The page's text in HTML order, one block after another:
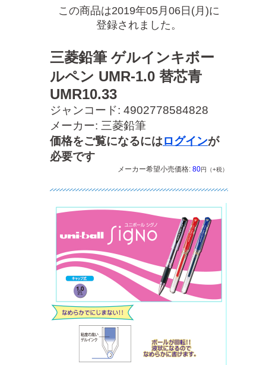
三菱鉛筆 ゲルインキボー
ルペン UMR-1.0 替芯青
UMR10.33
ジャンコード: 4902778584828
メーカー: 三菱鉛筆
価格をご覧になるにはログインが
必要です
メーカー希望小売価格: 80円（+税）
この商品は2019年05月06日(月)に
登録されました。